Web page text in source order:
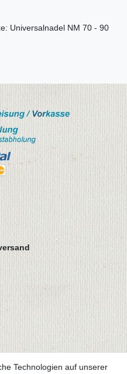
Universalnadel NM 70 - 90
Technologien auf unserer